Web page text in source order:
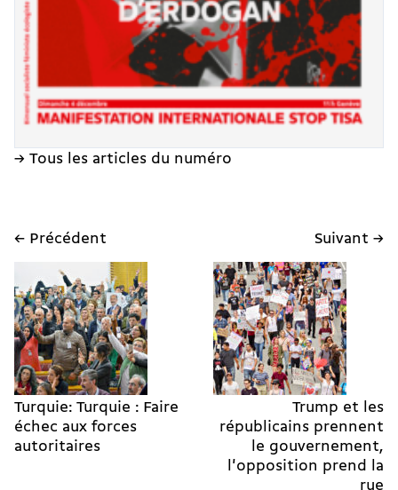
→ Tous les articles du numéro
← Précédent
Turquie: Turquie : Faire
échec aux forces
autoritaires
Suivant →
Trump et les
républicains prennent
le gouvernement,
l'opposition prend la
rue